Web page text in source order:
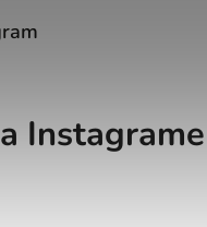
Instagrame